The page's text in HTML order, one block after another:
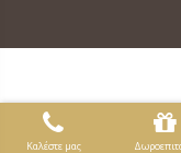
Καλέστε μας